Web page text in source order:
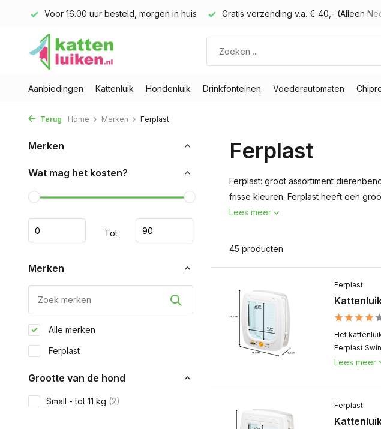
Voor 16.00 uur besteld, morgen in huis Gratis verzending v.a. € 40,- (Alleen
Aanbiedingen Kattenluik Hondenluik Drinkfonteinen Voederautomaten
Terug Home Merken Ferplast
Merken
Wat mag het kosten?
Tot
Merken
Alle merken
Ferplast
Grootte van de hond
Small - tot 11 kg (2)
Ferplast
Ferplast: groot assortiment
frisse kleuren. Ferplast heeft een
Lees meer
45 producten
Ferplast
Het
Ferplast
Lees meer
Ferplast